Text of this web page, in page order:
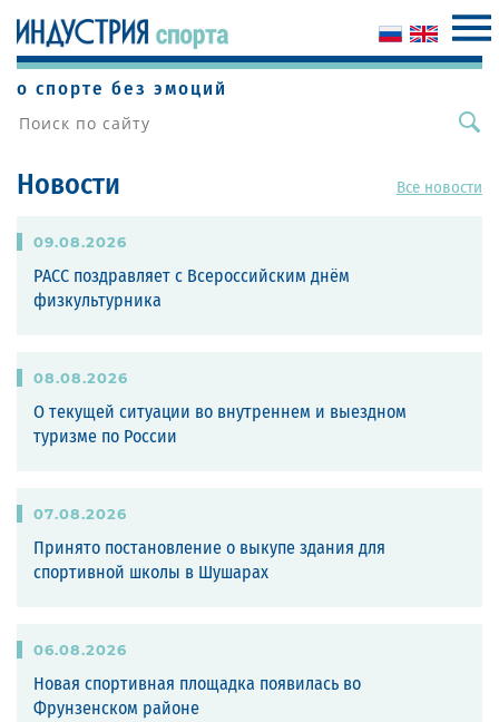
о спорте без эмоций
Новости Все новости
09.08.2026
РАСС поздравляет с Всероссийским днём
физкультурника
08.08.2026
О текущей ситуации во внутреннем и выездном
туризме по России
07.08.2026
Принято постановление о выкупе здания для
спортивной школы в Шушарах
06.08.2026
Новая спортивная площадка появилась во
Фрунзенском районе